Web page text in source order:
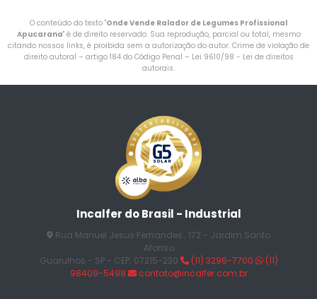
O conteúdo do texto "Onde Vende Ralador de Legumes Profissional
Apucarana" é de direito reservado. Sua reprodução, parcial ou total, mesmo
citando nossos links, é proibida sem a autorização do autor. Crime de violação de
direito autoral – artigo 184 do Código Penal – Lei 9610/98 - Lei de direitos
autorais.
Incalfer do Brasil - Industrial
Rua Manuel Jesus Fernandes , 172 - Jardim Santo
Afonso
Guarulhos - SP - CEP: 07215-230
(11) 3296-7700
(11)
98409-5498
contato@incalfer.com.br